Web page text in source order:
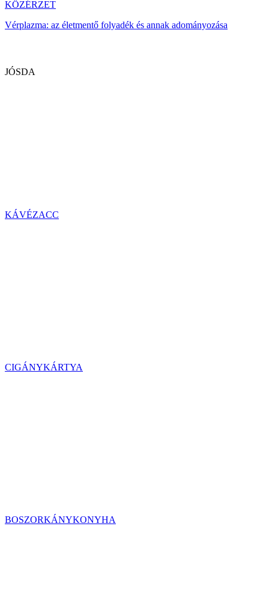
KÖZÉRZET
Vérplazma: az életmentő folyadék és annak adományozása
JÓSDA
KÁVÉZACC
CIGÁNYKÁRTYA
BOSZORKÁNYKONYHA